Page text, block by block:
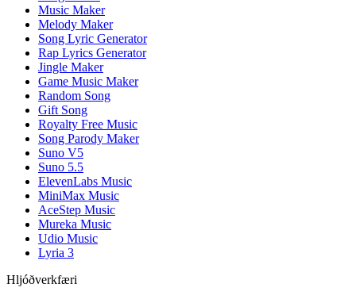
Music Maker
Melody Maker
Song Lyric Generator
Rap Lyrics Generator
Jingle Maker
Game Music Maker
Random Song
Gift Song
Royalty Free Music
Song Parody Maker
Suno V5
Suno 5.5
ElevenLabs Music
MiniMax Music
AceStep Music
Mureka Music
Udio Music
Lyria 3
Hljóðverkfæri